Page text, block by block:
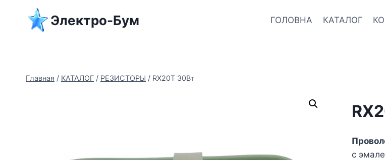
содержимому
Электро-Бум ГОЛОВНА КАТАЛОГ
Главная / КАТАЛОГ / РЕЗИСТОРЫ / RX20T 30Вт
с